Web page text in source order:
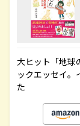
大ヒット「地球
ックエッセイ。
た